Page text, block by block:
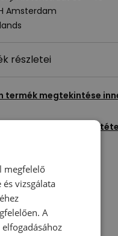
Amsterdam
részletei
termék megtekintése
fel kérdést erről a
megfelelő
vizsgálata
A